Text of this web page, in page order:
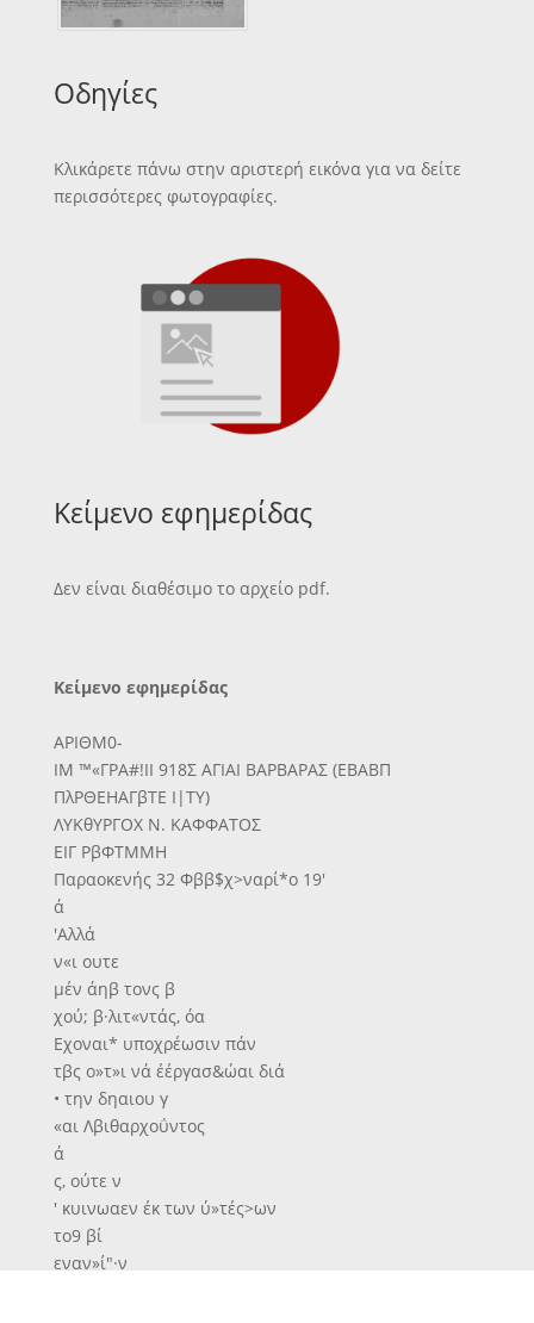
Οδηγίες
Κλικάρετε πάνω στην αριστερή εικόνα για να δείτε
περισσότερες φωτογραφίες.
Κείμενο εφημερίδας
Δεν είναι διαθέσιμο το αρχείο pdf.
Κείμενο εφημερίδας
ΑΡΙΘΜ0-
ΙΜ ™«ΓΡΑ#!ΙΙ 918Σ ΑΓΙΑΙ ΒΑΡΒΑΡΑΣ (ΕΒΑΒΠ
ΠλΡΘΕΗΑΓβΤΕ Ι|ΤΥ)
ΛΥΚθΥΡΓΟΧ Ν. ΚΑΦΦΑΤΟΣ
ΕΙΓ ΡβΦΤΜΜΗ
Παραοκενής 32 Φββ$χ>ναρί*ο 19'
ά
'Αλλά
ν«ι ουτε
μέν άηβ τονς β
χού; β·λιτ«ντάς, όα
Εχοναι* υποχρέωσιν πάν
τβς ο»τ»ι νά έέργασ&ώαι διά
• την δηαιου γ
«αι Λβιθαρχοΰντος
ά
ς, ούτε ν
' κυινωαεν έκ των ύ»τές>ων
το9 βί
εναν»ί"·ν